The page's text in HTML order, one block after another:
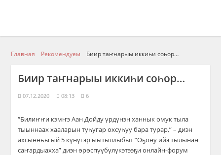
Главная Рекомендуем Биир таҥнарыы иккиһи соһор…
Биир таҥнарыы иккиһи соһор…
07.12.2020 08:13 6
“Билиҥҥи кэмҥэ Аан Дойду үрдүнэн ханнык омук тыла
тыыннаах хааларын туһугар охсуһуу бара турар,” – диэн
ахсынньы ый 5 күнүгэр ыытыллыбыт ”Оҕону ийэ тылынан
саҥардыахха” диэн өрөспүүбүлүкэтээҕи онлайн-форум